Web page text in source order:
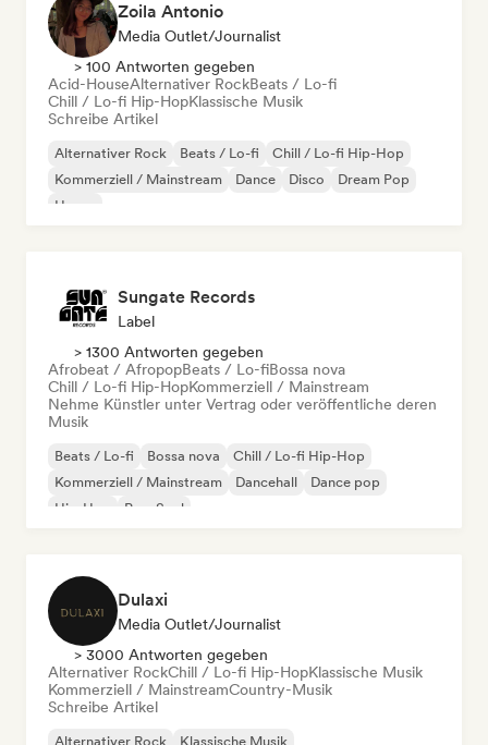
Zoila Antonio
Media Outlet/Journalist
> 100 Antworten gegeben
Acid-HouseAlternativer RockBeats / Lo-fi
Chill / Lo-fi Hip-HopKlassische Musik
Schreibe Artikel
Alternativer Rock Beats / Lo-fi
Chill / Lo-fi Hip-Hop
Kommerziell / Mainstream
Dance Disco
Dream Pop
House
Sungate Records
Label
> 1300 Antworten gegeben
Afrobeat / AfropopBeats / Lo-fiBossa nova
Chill / Lo-fi Hip-HopKommerziell / Mainstream
Nehme Künstler unter Vertrag oder veröffentliche deren
Musik
Beats / Lo-fi Bossa nova
Chill / Lo-fi Hip-Hop
Kommerziell / Mainstream
Dancehall
Dance pop
Hip-Hop
Pop-Soul
Dulaxi
Media Outlet/Journalist
> 3000 Antworten gegeben
Alternativer RockChill / Lo-fi Hip-HopKlassische Musik
Kommerziell / MainstreamCountry-Musik
Schreibe Artikel
Alternativer Rock Klassische Musik